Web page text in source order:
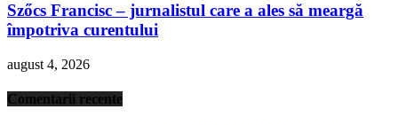
Szőcs Francisc – jurnalistul care a ales să meargă
împotriva curentului
august 4, 2026
Comentarii recente